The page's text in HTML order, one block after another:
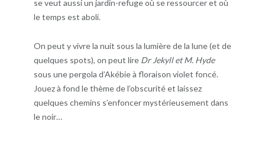
se veut aussi un jardin-refuge où se ressourcer et où
le temps est aboli.
On peut y vivre la nuit sous la lumière de la lune (et de
quelques spots), on peut lire Dr Jekyll et M. Hyde
sous une pergola d’Akébie à floraison violet foncé.
Jouez à fond le thème de l’obscurité et laissez
quelques chemins s’enfoncer mystérieusement dans
le noir…